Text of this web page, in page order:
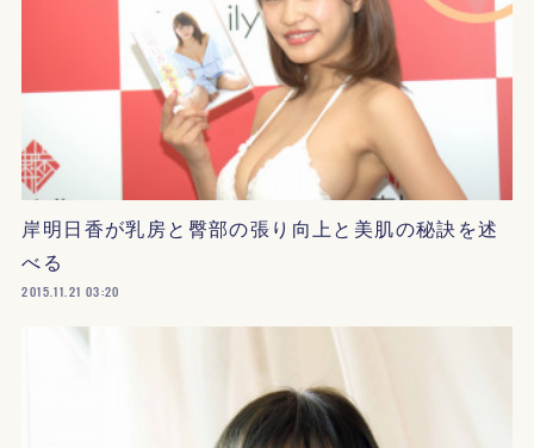
岸明日香が乳房と臀部の張り向上と美肌の秘訣を述
べる
2015.11.21 03:20